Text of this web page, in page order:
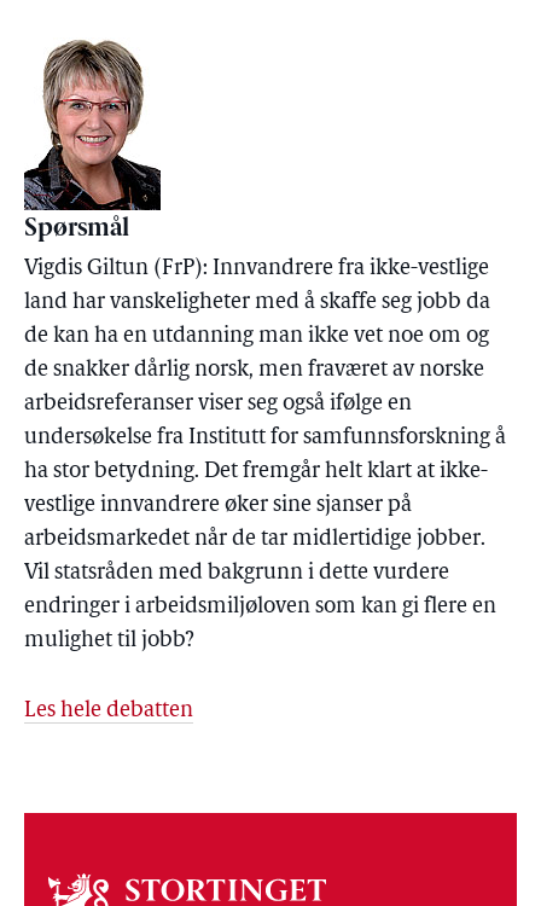
Spørsmål
Vigdis Giltun (FrP): Innvandrere fra ikke-vestlige
land har vanskeligheter med å skaffe seg jobb da
de kan ha en utdanning man ikke vet noe om og
de snakker dårlig norsk, men fraværet av norske
arbeidsreferanser viser seg også ifølge en
undersøkelse fra Institutt for samfunnsforskning å
ha stor betydning. Det fremgår helt klart at ikke-
vestlige innvandrere øker sine sjanser på
arbeidsmarkedet når de tar midlertidige jobber.
Vil statsråden med bakgrunn i dette vurdere
endringer i arbeidsmiljøloven som kan gi flere en
mulighet til jobb?
Les hele debatten
Om